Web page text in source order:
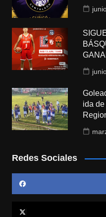
ida
Redes Sociales